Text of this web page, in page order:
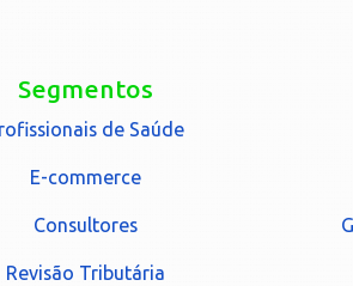
Segmentos
de Saúde
E-commerce
Consultores
Revisão Tributária